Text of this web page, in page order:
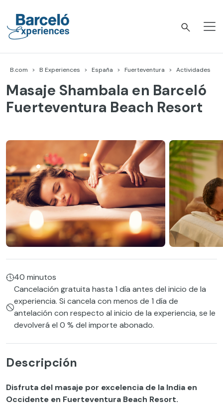
content
B.com B Experiences España Fuerteventura Actividades
Masaje Shambala en Barceló
Fuerteventura Beach Resort
40 minutos
Cancelación gratuita hasta 1 día antes del inicio de la
experiencia. Si cancela con menos de 1 día de
antelación con respecto al inicio de la experiencia, se le
devolverá el 0 % del importe abonado.
Descripción
Disfruta del masaje por excelencia de la India en
Occidente en Fuerteventura Beach Resort.